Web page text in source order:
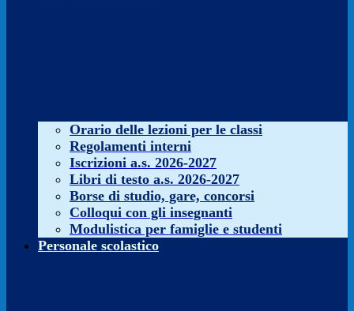
Orario delle lezioni per le classi
Regolamenti interni
Iscrizioni a.s. 2026-2027
Libri di testo a.s. 2026-2027
Borse di studio, gare, concorsi
Colloqui con gli insegnanti
Modulistica per famiglie e studenti
Personale scolastico